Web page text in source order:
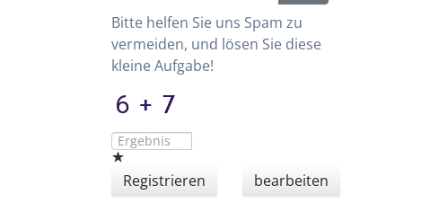
Bitte helfen Sie uns Spam zu
vermeiden, und lösen Sie diese
kleine Aufgabe!
Registrieren bearbeiten